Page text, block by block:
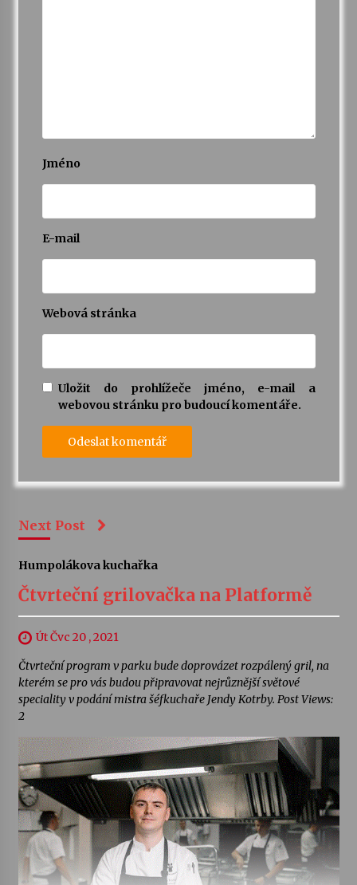
Jméno
E-mail
Webová stránka
Uložit do prohlížeče jméno, e-mail a
webovou stránku pro budoucí komentáře.
Next Post
Humpolákova kuchařka
Čtvrteční grilovačka na Platformě
Út Čvc 20 , 2021
Čtvrteční program v parku bude doprovázet rozpálený gril, na
kterém se pro vás budou připravovat nejrůznější světové
speciality v podání mistra šéfkuchaře Jendy Kotrby. Post Views:
2